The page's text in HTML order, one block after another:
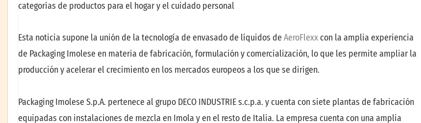
categorías de productos para el hogar y el cuidado personal
Esta noticia supone la unión de la tecnología de envasado de líquidos de AeroFlexx con la amplia experiencia
de Packaging Imolese en materia de fabricación, formulación y comercialización, lo que les permite ampliar la
producción y acelerar el crecimiento en los mercados europeos a los que se dirigen.
Packaging Imolese S.p.A. pertenece al grupo DECO INDUSTRIE s.c.p.a. y cuenta con siete plantas de fabricación
equipadas con instalaciones de mezcla en Imola y en el resto de Italia. La empresa cuenta con una amplia